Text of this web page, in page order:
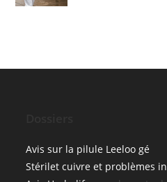
Avis sur la pilule Leeloo gé
Stérilet cuivre et problèmes